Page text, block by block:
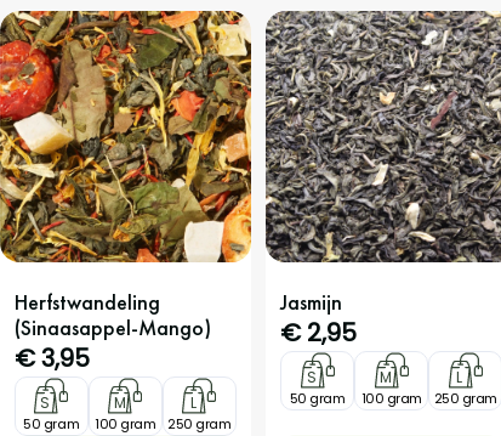
Herfstwandeling
(Sinaasappel-Mango)
€3,95
S
50 gram
M
100 gram
L
250 gram
Jasmijn
€2,95
S
50 gram
M
100 gram
L
250 gram